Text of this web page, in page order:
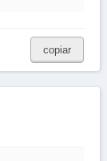
copiar